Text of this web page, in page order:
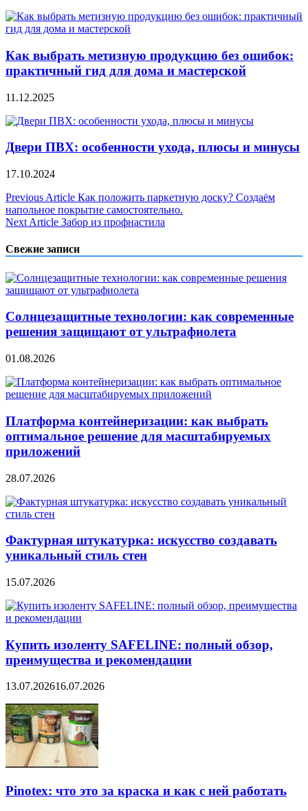
Как выбрать метизную продукцию без ошибок:
практичный гид для дома и мастерской
11.12.2025
Двери ПВХ: особенности ухода, плюсы и минусы
17.10.2024
Навигация
по
Previous Article Как положить паркетную доску? Создаём
напольное покрытие самостоятельно.
Next Article Забор из профнастила
Свежие записи
Солнцезащитные технологии: как современные
решения защищают от ультрафиолета
01.08.2026
Платформа контейнеризации: как выбрать
оптимальное решение для масштабируемых
приложений
28.07.2026
Фактурная штукатурка: искусство создавать
уникальный стиль стен
15.07.2026
Купить изоленту SAFELINE: полный обзор,
преимущества и рекомендации
13.07.202616.07.2026
Pinotex: что это за краска и как с ней работать